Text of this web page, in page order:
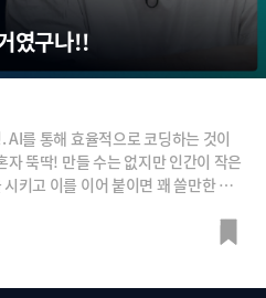
였구나!!
AI를 통해 효율적으로 코딩하는 것이
뚝딱! 만들 수는 없지만 인간이 작은
키고 이를 이어 붙이면 꽤 쓸만한 프
턴트가 바이브코딩이 무엇인지, 어떻